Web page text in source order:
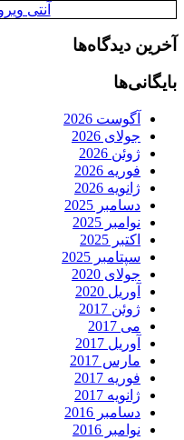
آنتی
آخرین دیدگاه‌ها
بایگانی‌ها
آگوست 2026
جولای 2026
ژوئن 2026
فوریه 2026
ژانویه 2026
دسامبر 2025
نوامبر 2025
اکتبر 2025
سپتامبر 2025
جولای 2020
آوریل 2020
ژوئن 2017
می 2017
آوریل 2017
مارس 2017
فوریه 2017
ژانویه 2017
دسامبر 2016
نوامبر 2016